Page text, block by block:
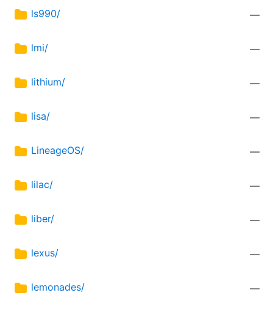
ls990/ —
lmi/ —
lithium/ —
lisa/ —
LineageOS/ —
lilac/ —
liber/ —
lexus/ —
lemonades/ —